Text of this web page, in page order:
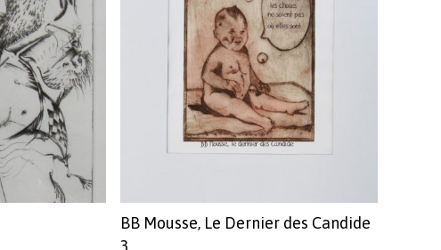
BB Mousse, Le Dernier des Candide
3